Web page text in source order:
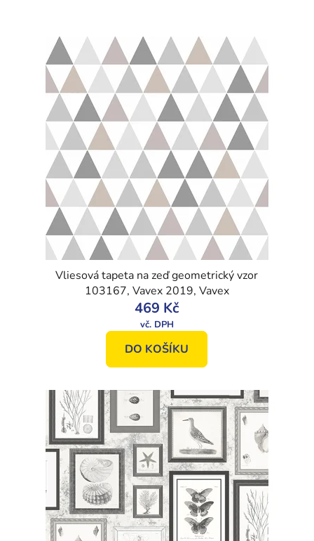
Vliesová tapeta na zeď geometrický vzor
103167, Vavex 2019, Vavex
469 Kč
DO KOŠÍKU